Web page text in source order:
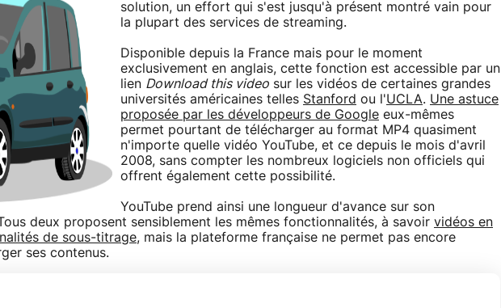
solution, un effort qui s'est jusqu'à présent montré vain pour
la plupart des services de streaming.
Disponible depuis la France mais pour le moment
exclusivement en anglais, cette fonction est accessible par un
lien Download this video sur les vidéos de certaines grandes
universités américaines telles Stanford ou l'UCLA. Une astuce
proposée par les développeurs de Google eux-mêmes
permet pourtant de télécharger au format MP4 quasiment
n'importe quelle vidéo YouTube, et ce depuis le mois d'avril
2008, sans compter les nombreux logiciels non officiels qui
offrent également cette possibilité.
YouTube prend ainsi une longueur d'avance sur son
deux proposent sensiblement les mêmes fonctionnalités, à savoir vidéos en
de sous-titrage, mais la plateforme française ne permet pas encore
ses contenus.